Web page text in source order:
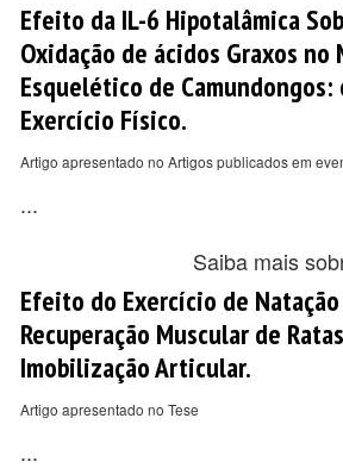
Efeito da IL-6 Hipotalâmica
Oxidação de ácidos Graxos no
Esquelético de Camundongos:
Exercício Físico.
Artigo apresentado no Artigos publicados em
...
Saiba mais
Efeito do Exercício de
Recuperação Muscular de
Imobilização Articular.
Artigo apresentado no Tese
...